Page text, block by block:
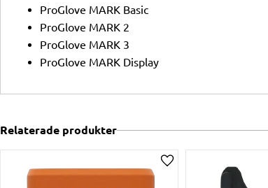
ProGlove MARK Basic
ProGlove MARK 2
ProGlove MARK 3
ProGlove MARK Display
Relaterade produkter
Lägg till i önskelista